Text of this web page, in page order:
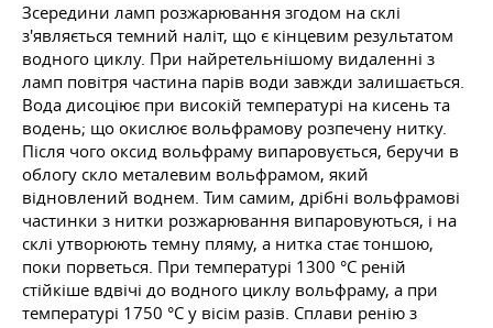
Зсередини ламп розжарювання згодом на склі
з'являється темний наліт, що є кінцевим результатом
водного циклу. При найретельнішому видаленні з
ламп повітря частина парів води завжди залишається.
Вода дисоціює при високій температурі на кисень та
водень; що окислює вольфрамову розпечену нитку.
Після чого оксид вольфраму випаровується, беручи в
облогу скло металевим вольфрамом, який
відновлений воднем. Тим самим, дрібні вольфрамові
частинки з нитки розжарювання випаровуються, і на
склі утворюють темну пляму, а нитка стає тоншою,
поки порветься. При температурі 1300 °C реній
стійкіше вдвічі до водного циклу вольфраму, а при
температурі 1750 °C у вісім разів. Сплави ренію з